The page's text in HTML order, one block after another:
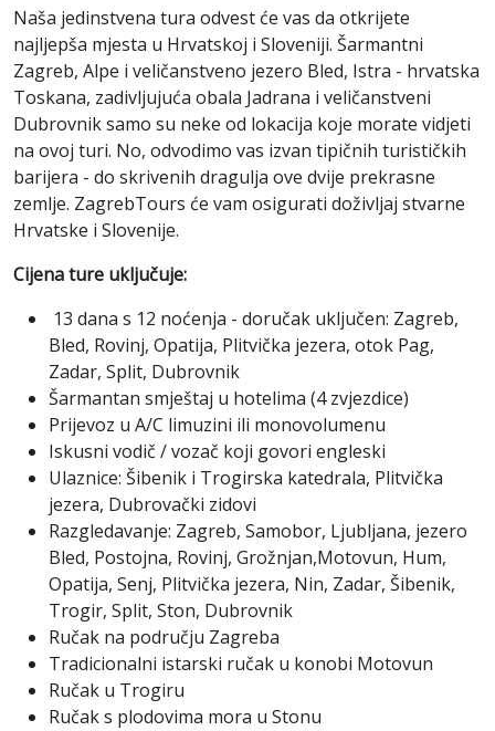
Naša jedinstvena tura odvest će vas da otkrijete
najljepša mjesta u Hrvatskoj i Sloveniji. Šarmantni
Zagreb, Alpe i veličanstveno jezero Bled, Istra - hrvatska
Toskana, zadivljujuća obala Jadrana i veličanstveni
Dubrovnik samo su neke od lokacija koje morate vidjeti
na ovoj turi. No, odvodimo vas izvan tipičnih turističkih
barijera - do skrivenih dragulja ove dvije prekrasne
zemlje. ZagrebTours će vam osigurati doživljaj stvarne
Hrvatske i Slovenije.
Cijena ture uključuje:
13 dana s 12 noćenja - doručak uključen: Zagreb,
Bled, Rovinj, Opatija, Plitvička jezera, otok Pag,
Zadar, Split, Dubrovnik
Šarmantan smještaj u hotelima (4 zvjezdice)
Prijevoz u A/C limuzini ili monovolumenu
Iskusni vodič / vozač koji govori engleski
Ulaznice: Šibenik i Trogirska katedrala, Plitvička
jezera, Dubrovački zidovi
Razgledavanje: Zagreb, Samobor, Ljubljana, jezero
Bled, Postojna, Rovinj, Grožnjan,Motovun, Hum,
Opatija, Senj, Plitvička jezera, Nin, Zadar, Šibenik,
Trogir, Split, Ston, Dubrovnik
Ručak na području Zagreba
Tradicionalni istarski ručak u konobi Motovun
Ručak u Trogiru
Ručak s plodovima mora u Stonu